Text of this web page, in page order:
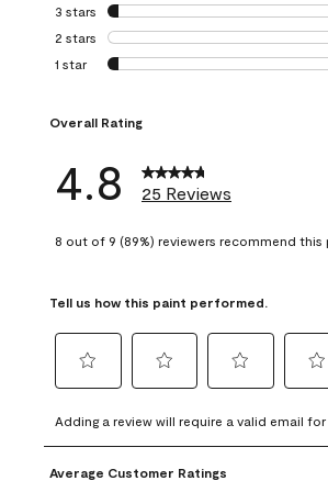
3 stars stars
2 stars stars
1 star stars
Overall Rating
4.8 25 Reviews
8 out of 9 (89%) reviewers recommend
Tell us how this paint performed.
to
rate
the
item
to
rate
the
to
rate
the
item
to
rate
Adding a review will require a valid email
Average Customer Ratings